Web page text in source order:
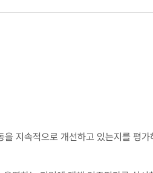
지속적으로 개선하고 있는지를 평가